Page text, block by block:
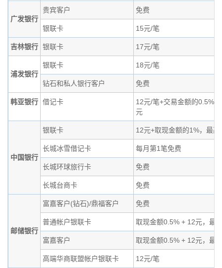
广发银行
贵宾客户 免费
银联卡 15元/笔
吉林银行 银联卡 17元/笔
浦发银行
银联卡 18元/笔
钻石和私人银行客户 免费
韩亚银行 借记卡
12元/笔+交易金额的0.5%
元
中国银行
银联卡 12元+取现金额的1%，最高
长城冰雪借记卡 每月第1笔免费
长城环球旅行卡 免费
长城台商卡 免费
邮储银行
富嘉客户(钻石)/鼎福客户 免费
普通帐户银联卡 取现金额0.5% + 12元，最
富嘉客户 取现金额0.5% + 12元，最
高端华商联盟帐户银联卡 12元/笔